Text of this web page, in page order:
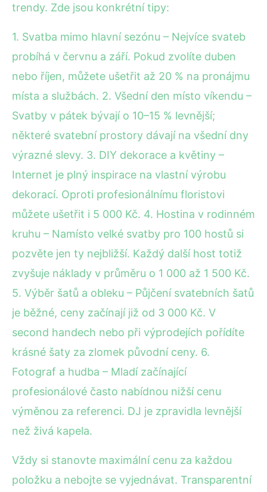
trendy. Zde jsou konkrétní tipy:
1. Svatba mimo hlavní sezónu – Nejvíce svateb
probíhá v červnu a září. Pokud zvolíte duben
nebo říjen, můžete ušetřit až 20 % na pronájmu
místa a službách. 2. Všední den místo víkendu –
Svatby v pátek bývají o 10–15 % levnější;
některé svatební prostory dávají na všední dny
výrazné slevy. 3. DIY dekorace a květiny –
Internet je plný inspirace na vlastní výrobu
dekorací. Oproti profesionálnímu floristovi
můžete ušetřit i 5 000 Kč. 4. Hostina v rodinném
kruhu – Namísto velké svatby pro 100 hostů si
pozvěte jen ty nejbližší. Každý další host totiž
zvyšuje náklady v průměru o 1 000 až 1 500 Kč.
5. Výběr šatů a obleku – Půjčení svatebních šatů
je běžné, ceny začínají již od 3 000 Kč. V
second handech nebo při výprodejích pořídíte
krásné šaty za zlomek původní ceny. 6.
Fotograf a hudba – Mladí začínající
profesionálové často nabídnou nižší cenu
výměnou za referenci. DJ je zpravidla levnější
než živá kapela.
Vždy si stanovte maximální cenu za každou
položku a nebojte se vyjednávat. Transparentní